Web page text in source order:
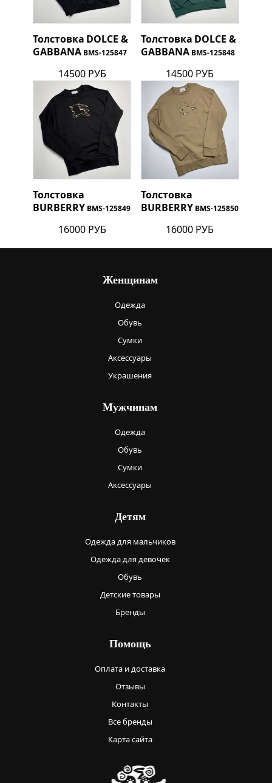
Толстовка DOLCE &
GABBANA BMS-125847
14500 РУБ
Толстовка DOLCE &
GABBANA BMS-125848
14500 РУБ
Толстовка
BURBERRY BMS-125849
16000 РУБ
Толстовка
BURBERRY BMS-125850
16000 РУБ
Женщинам
Одежда
Обувь
Сумки
Аксессуары
Украшения
Мужчинам
Одежда
Обувь
Сумки
Аксессуары
Детям
Одежда для мальчиков
Одежда для девочек
Обувь
Детские товары
Бренды
Помощь
Оплата и доставка
Отзывы
Контакты
Все бренды
Карта сайта